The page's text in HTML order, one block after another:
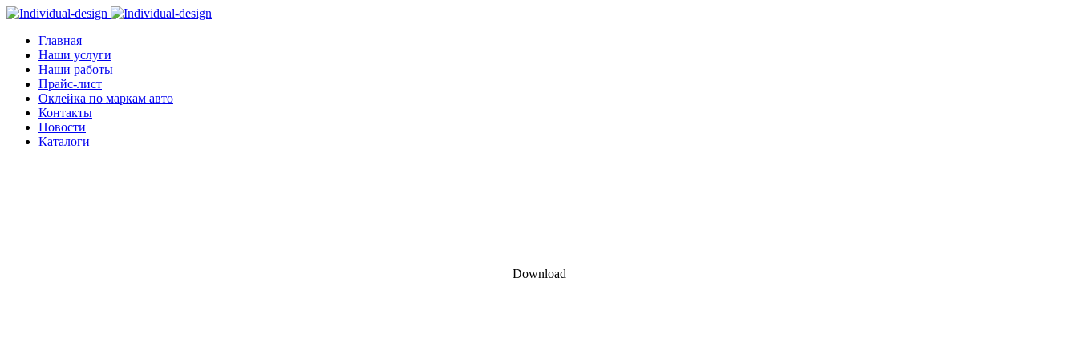
Главная
Наши услуги
Наши работы
Прайс-лист
Оклейка по маркам авто
Контакты
Новости
Каталоги
Download